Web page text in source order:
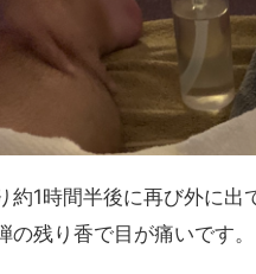
約1時間半後に再び外に
の残り香で目が痛いです。